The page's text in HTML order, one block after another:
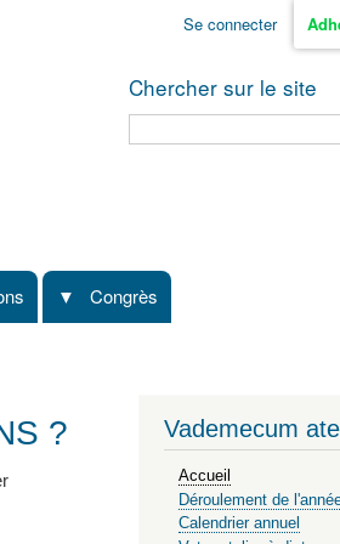
Se connecter
Chercher sur le site
Congrès
? Vademecum
Accueil
Déroulement de
Calendrier annuel